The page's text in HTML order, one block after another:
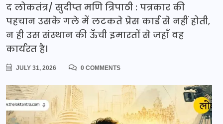
द लोकतंत्र/ सुदीप्त मणि त्रिपाठी : पत्रकार की
पहचान उसके गले में लटकते प्रेस कार्ड से नहीं होती,
न ही उस संस्थान की ऊँची इमारतों से जहाँ वह
कार्यरत है।
JULY 31, 2026 0 COMMENTS